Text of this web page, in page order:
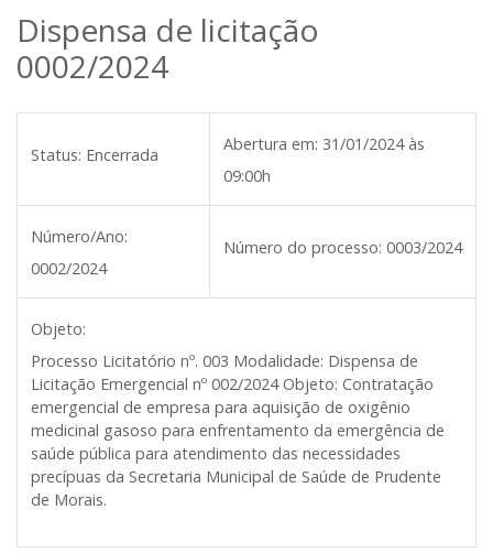
Dispensa de licitação
0002/2024
Status: Encerrada
Abertura em: 31/01/2024 às
09:00h
Número/Ano:
0002/2024
Número do processo: 0003/2024
Objeto:
Processo Licitatório nº. 003 Modalidade: Dispensa de
Licitação Emergencial nº 002/2024 Objeto: Contratação
emergencial de empresa para aquisição de oxigênio
medicinal gasoso para enfrentamento da emergência de
saúde pública para atendimento das necessidades
precípuas da Secretaria Municipal de Saúde de Prudente
de Morais.